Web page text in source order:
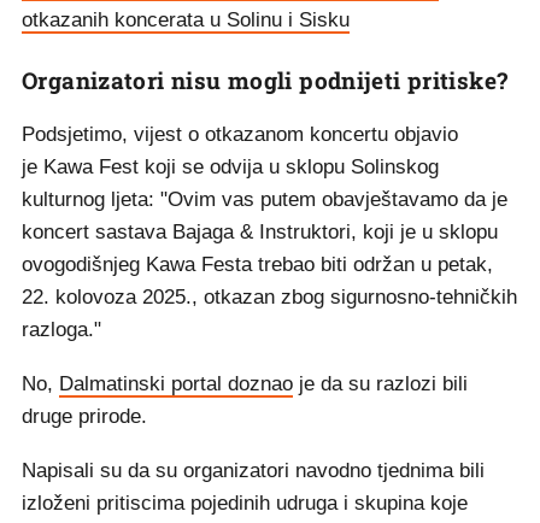
otkazanih koncerata u Solinu i Sisku
Organizatori nisu mogli podnijeti pritiske?
Podsjetimo, vijest o otkazanom koncertu objavio
je Kawa Fest koji se odvija u sklopu Solinskog
kulturnog ljeta: "Ovim vas putem obavještavamo da je
koncert sastava Bajaga & Instruktori, koji je u sklopu
ovogodišnjeg Kawa Festa trebao biti održan u petak,
22. kolovoza 2025., otkazan zbog sigurnosno-tehničkih
razloga."
No, Dalmatinski portal doznao je da su razlozi bili
druge prirode.
Napisali su da su organizatori navodno tjednima bili
izloženi pritiscima pojedinih udruga i skupina koje